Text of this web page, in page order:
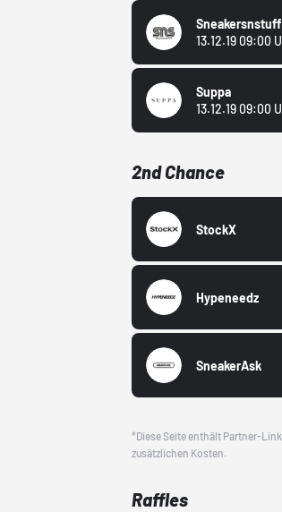
Sneakersnstuff
13.12.19 09:00
Suppa
13.12.19 09:00
2nd Chance
StockX
Hypeneedz
SneakerAsk
*Diese Seite enthält Partner-
zusätzlichen Kosten.
Raffles